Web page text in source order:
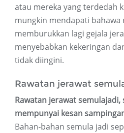
atau mereka yang terdedah
mungkin mendapati bahawa
memburukkan lagi gejala
menyebabkan kekeringan
tidak diingini.
Rawatan jerawat
Rawatan jerawat
mempunyai kesan
Bahan-bahan semula jadi